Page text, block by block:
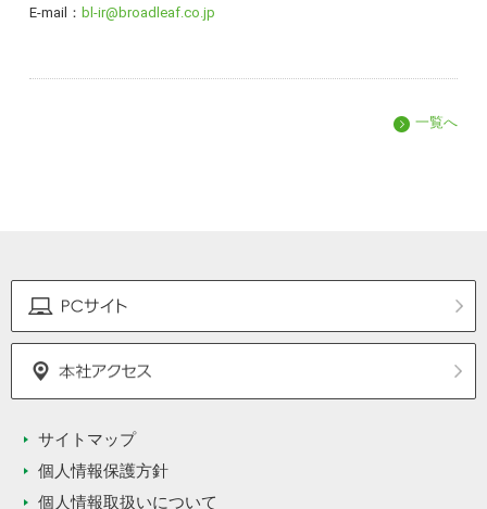
E-mail： bl-ir@broadleaf.co.jp
一覧へ
サイトマップ
個人情報保護方針
個人情報取扱いについて